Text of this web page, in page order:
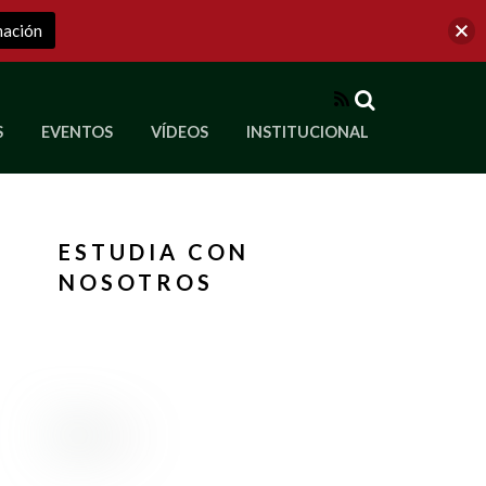
RSS
EVENTOS VÍDEOS INSTITUCIONAL
ESTUDIA CON
NOSOTROS